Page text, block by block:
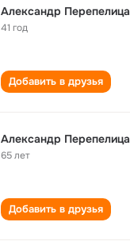
Александр Перепелица
41 год
Добавить в друзья
Александр Перепелица
65 лет
Добавить в друзья